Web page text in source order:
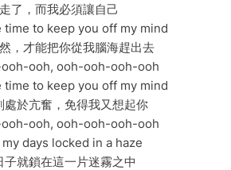
了，而我必須讓自己
time to keep you off my mind
，才能把你從我腦海趕出去
ooh, ooh-ooh-ooh-ooh
time to keep you off my mind
處於亢奮，免得我又想起你
ooh, ooh-ooh-ooh-ooh
days locked in a haze
子就鎖在這一片迷霧之中